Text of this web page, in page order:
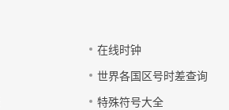
在线时钟
世界各国区号时差查询
特殊符号大全